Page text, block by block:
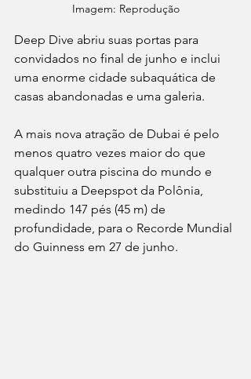
Imagem: Reprodução
Deep Dive abriu suas portas para
convidados no final de junho e inclui
uma enorme cidade subaquática de
casas abandonadas e uma galeria.
A mais nova atração de Dubai é pelo
menos quatro vezes maior do que
qualquer outra piscina do mundo e
substituiu a Deepspot da Polônia,
medindo 147 pés (45 m) de
profundidade, para o Recorde Mundial
do Guinness em 27 de junho.